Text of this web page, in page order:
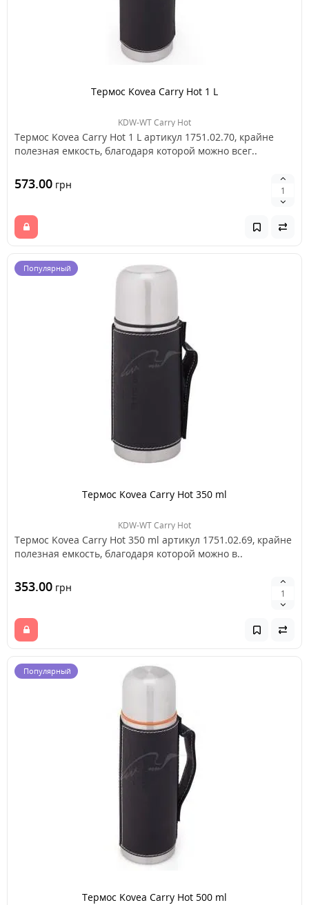
Термос Kovea Carry Hot 1 L
KDW-WT Carry Hot
Термос Kovea Carry Hot 1 L артикул 1751.02.70, крайне
полезная емкость, благодаря которой можно всег..
573.00 грн
Популярный
Термос Kovea Carry Hot 350 ml
KDW-WT Carry Hot
Термос Kovea Carry Hot 350 ml артикул 1751.02.69, крайне
полезная емкость, благодаря которой можно в..
353.00 грн
Популярный
Термос Kovea Carry Hot 500 ml